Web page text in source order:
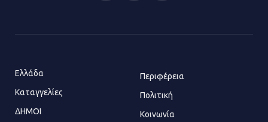
21.07.2026 | 14:01
Πώς έγινε η επίθεση στους δύο
«Φρένο» στα ηλεκτρικά πατίνια:
Ελλάδα
Καταγγελίες
ΔΗΜΟΙ
Περιφέρεια
Πολιτική
Κοινωνία